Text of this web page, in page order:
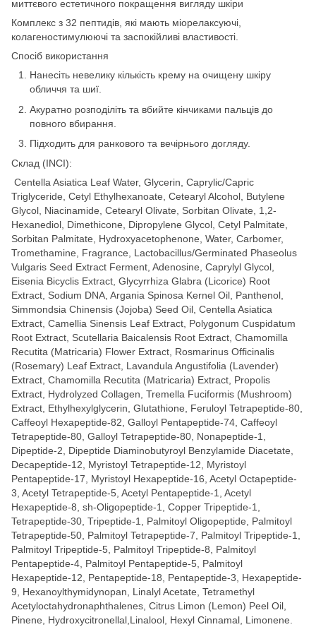
миттєвого естетичного покращення вигляду шкіри
Комплекс з 32 пептидів, які мають міорелаксуючі,
колагеностимулюючі та заспокійливі властивості.
Спосіб використання
Нанесіть невелику кількість крему на очищену шкіру
обличчя та шиї.
Акуратно розподіліть та вбийте кінчиками пальців до
повного вбирання.
Підходить для ранкового та вечірнього догляду.
Склад (INCI):
Centella Asiatica Leaf Water, Glycerin, Caprylic/Capric
Triglyceride, Cetyl Ethylhexanoate, Cetearyl Alcohol, Butylene
Glycol, Niacinamide, Cetearyl Olivate, Sorbitan Olivate, 1,2-
Hexanediol, Dimethicone, Dipropylene Glycol, Cetyl Palmitate,
Sorbitan Palmitate, Hydroxyacetophenone, Water, Carbomer,
Tromethamine, Fragrance, Lactobacillus/Germinated Phaseolus
Vulgaris Seed Extract Ferment, Adenosine, Caprylyl Glycol,
Eisenia Bicyclis Extract, Glycyrrhiza Glabra (Licorice) Root
Extract, Sodium DNA, Argania Spinosa Kernel Oil, Panthenol,
Simmondsia Chinensis (Jojoba) Seed Oil, Centella Asiatica
Extract, Camellia Sinensis Leaf Extract, Polygonum Cuspidatum
Root Extract, Scutellaria Baicalensis Root Extract, Chamomilla
Recutita (Matricaria) Flower Extract, Rosmarinus Officinalis
(Rosemary) Leaf Extract, Lavandula Angustifolia (Lavender)
Extract, Chamomilla Recutita (Matricaria) Extract, Propolis
Extract, Hydrolyzed Collagen, Tremella Fuciformis (Mushroom)
Extract, Ethylhexylglycerin, Glutathione, Feruloyl Tetrapeptide-80,
Caffeoyl Hexapeptide-82, Galloyl Pentapeptide-74, Caffeoyl
Tetrapeptide-80, Galloyl Tetrapeptide-80, Nonapeptide-1,
Dipeptide-2, Dipeptide Diaminobutyroyl Benzylamide Diacetate,
Decapeptide-12, Myristoyl Tetrapeptide-12, Myristoyl
Pentapeptide-17, Myristoyl Hexapeptide-16, Acetyl Octapeptide-
3, Acetyl Tetrapeptide-5, Acetyl Pentapeptide-1, Acetyl
Hexapeptide-8, sh-Oligopeptide-1, Copper Tripeptide-1,
Tetrapeptide-30, Tripeptide-1, Palmitoyl Oligopeptide, Palmitoyl
Tetrapeptide-50, Palmitoyl Tetrapeptide-7, Palmitoyl Tripeptide-1,
Palmitoyl Tripeptide-5, Palmitoyl Tripeptide-8, Palmitoyl
Pentapeptide-4, Palmitoyl Pentapeptide-5, Palmitoyl
Hexapeptide-12, Pentapeptide-18, Pentapeptide-3, Hexapeptide-
9, Hexanoylthymidynopan, Linalyl Acetate, Tetramethyl
Acetyloctahydronaphthalenes, Citrus Limon (Lemon) Peel Oil,
Pinene, Hydroxycitronellal,Linalool, Hexyl Cinnamal, Limonene.